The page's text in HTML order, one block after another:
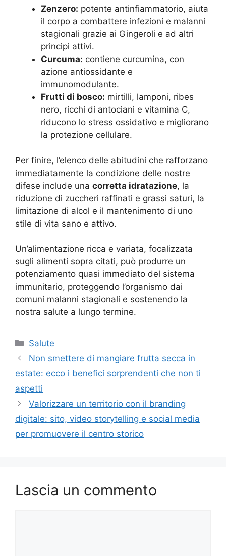
Zenzero: potente antinfiammatorio, aiuta
il corpo a combattere infezioni e malanni
stagionali grazie ai Gingeroli e ad altri
principi attivi.
Curcuma: contiene curcumina, con
azione antiossidante e
immunomodulante.
Frutti di bosco: mirtilli, lamponi, ribes
nero, ricchi di antociani e vitamina C,
riducono lo stress ossidativo e migliorano
la protezione cellulare.
Per finire, l’elenco delle abitudini che rafforzano
immediatamente la condizione delle nostre
difese include una corretta idratazione, la
riduzione di zuccheri raffinati e grassi saturi, la
limitazione di alcol e il mantenimento di uno
stile di vita sano e attivo.
Un’alimentazione ricca e variata, focalizzata
sugli alimenti sopra citati, può produrre un
potenziamento quasi immediato del sistema
immunitario, proteggendo l’organismo dai
comuni malanni stagionali e sostenendo la
nostra salute a lungo termine.
Categorie
Salute
Non smettere di mangiare frutta secca in
estate: ecco i benefici sorprendenti che non ti
aspetti
Valorizzare un territorio con il branding
digitale: sito, video storytelling e social media
per promuovere il centro storico
Lascia un commento